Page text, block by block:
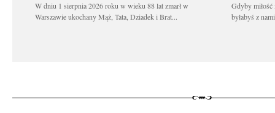
W dniu 1 sierpnia 2026 roku w wieku 88 lat zmarł w
Warszawie ukochany Mąż, Tata, Dziadek i Brat...
Gdyby miłość
byłabyś z